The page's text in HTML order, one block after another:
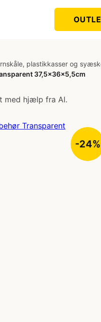
plastikkasser og
37,5x36x5,5cm
med hjælp fra AI.
-24%